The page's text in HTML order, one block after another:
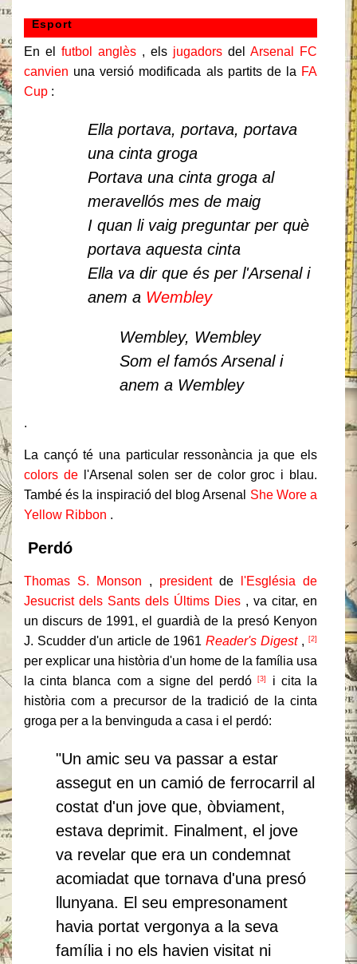
Esport
En el futbol anglès , els jugadors del Arsenal FC
canvien una versió modificada als partits de la FA
Cup :
Ella portava, portava, portava
una cinta groga
Portava una cinta groga al
meravellós mes de maig
I quan li vaig preguntar per què
portava aquesta cinta
Ella va dir que és per l'Arsenal i
anem a Wembley
Wembley, Wembley
Som el famós Arsenal i
anem a Wembley
.
La cançó té una particular ressonància ja que els
colors del'Arsenal solen ser de color groc i blau.
També és la inspiració del blog Arsenal She Wore a
Yellow Ribbon .
Perdó
Thomas S. Monson , presidentde
l'Església de
Jesucrist dels Sants dels Últims Dies , va citar, en
un discurs de 1991, el guardià de la presó Kenyon
J. Scudder d'un article de 1961Reader's Digest,[2]
per explicar una història d'un home de la família usa
la cinta blanca com a signe del perdó[3]
i cita la
història com a precursor de la tradició de la cinta
groga per a la benvinguda a casa i el perdó:
"Un amic seu va passar a estar
assegut en un camió de ferrocarril al
costat d'un jove que, òbviament,
estava deprimit. Finalment, el jove
va revelar que era un condemnat
acomiadat que tornava d'una presó
llunyana. El seu empresonament
havia portat vergonya a la seva
família i no els havien visitat ni